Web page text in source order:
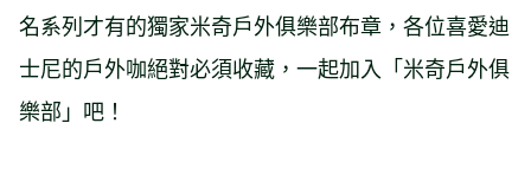
名系列才有的獨家米奇戶外俱樂部布章，各位喜愛迪
士尼的戶外咖絕對必須收藏，一起加入「米奇戶外俱
樂部」吧！